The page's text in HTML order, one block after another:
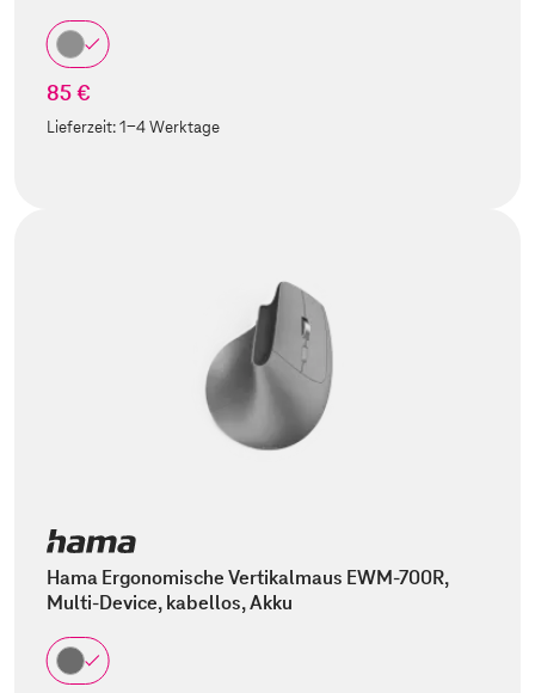
85 €
Lieferzeit:1-4 Werktage
Hama Ergonomische Vertikalmaus EWM-700R,
Multi-Device, kabellos, Akku